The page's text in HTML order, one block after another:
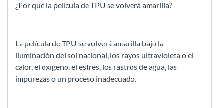
¿Por qué la película de TPU se volverá amarilla?
La película de TPU se volverá amarilla bajo la
iluminación del sol nacional, los rayos ultravioleta o el
calor, el oxígeno, el estrés, los rastros de agua, las
impurezas o un proceso inadecuado.